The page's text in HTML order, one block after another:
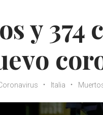
y 374
Italia